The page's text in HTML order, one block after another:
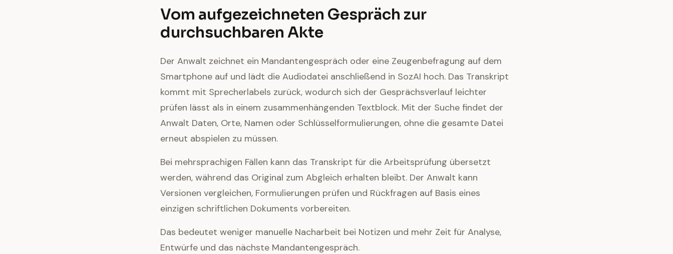
Vom aufgezeichneten Gespräch zur
durchsuchbaren Akte
Der Anwalt zeichnet ein Mandantengespräch oder eine Zeugenbefragung auf dem
Smartphone auf und lädt die Audiodatei anschließend in SozAI hoch. Das Transkript
kommt mit Sprecherlabels zurück, wodurch sich der Gesprächsverlauf leichter
prüfen lässt als in einem zusammenhängenden Textblock. Mit der Suche findet der
Anwalt Daten, Orte, Namen oder Schlüsselformulierungen, ohne die gesamte Datei
erneut abspielen zu müssen.
Bei mehrsprachigen Fällen kann das Transkript für die Arbeitsprüfung übersetzt
werden, während das Original zum Abgleich erhalten bleibt. Der Anwalt kann
Versionen vergleichen, Formulierungen prüfen und Rückfragen auf Basis eines
einzigen schriftlichen Dokuments vorbereiten.
Das bedeutet weniger manuelle Nacharbeit bei Notizen und mehr Zeit für Analyse,
Entwürfe und das nächste Mandantengespräch.